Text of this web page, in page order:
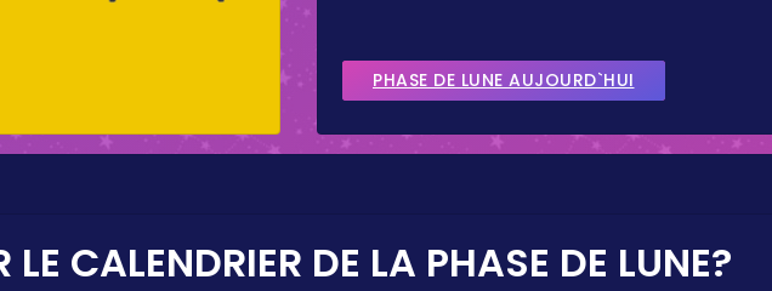
PHASE DE LUNE AUJOURD`HUI
CALENDRIER DE LA PHASE DE LUNE?